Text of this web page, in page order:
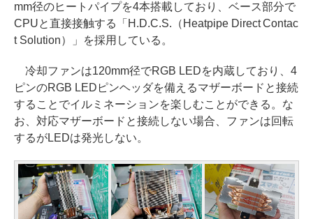
mm径のヒートパイプを4本搭載しており、ベース部分で
CPUと直接接触する「H.D.C.S.（Heatpipe Direct Contac
t Solution）」を採用している。
冷却ファンは120mm径でRGB LEDを内蔵しており、4
ピンのRGB LEDピンヘッダを備えるマザーボードと接続
することでイルミネーションを楽しむことができる。な
お、対応マザーボードと接続しない場合、ファンは回転
するがLEDは発光しない。